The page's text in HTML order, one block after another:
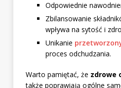
Odpowiednie
Zbilansowanie
wpływa na sytość i
Unikanie
proces odchudzania.
Warto pamiętać, że zdrowe
także poprawiają ogólne